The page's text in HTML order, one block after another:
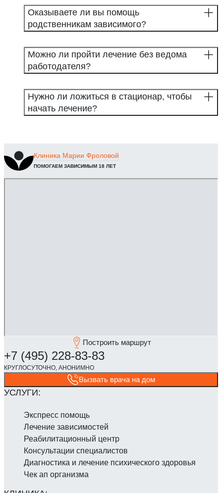
Оказываете ли вы помощь
родственникам зависимого?
Можно ли пройти лечение без ведома
работодателя?
Нужно ли ложиться в стационар, чтобы
начать лечение?
Клиника Марии Фроловой
ПОМОГАЕМ ЗАВИСИМЫМ 18 ЛЕТ
Построить маршрут
Вызвать врача на дом
Экспресс помощь
Лечение зависимостей
Реабилитаци­онный центр
Консультации специалистов
Диагностика и лечение психического здоровья
Чек ап организма